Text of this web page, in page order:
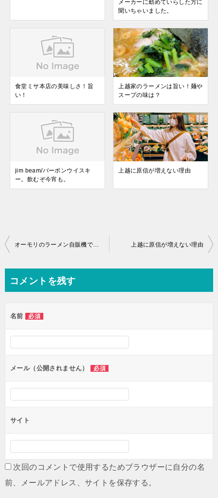
メーカーに勤めていらした方に
聞いちゃいました。
食堂ミサ本店の美味しさ！旨
い！
上越家のラーメンは旨い！麺や
スープの味は？
jim beam/バーボンウイスキ
ー。飲むぞ今宵も。
上越に原信が増えない理由
オーモリのラーメン自販機で買ってみた！新潟県妙高市！ 上越に原信が増えない理由
コメントを残す
名前 必須
メール（公開されません） 必須
サイト
次回のコメントで使用するためブラウザーに自分の名
前、メールアドレス、サイトを保存する。